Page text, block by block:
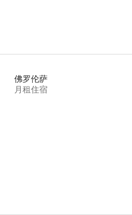
佛罗伦萨
月租住宿